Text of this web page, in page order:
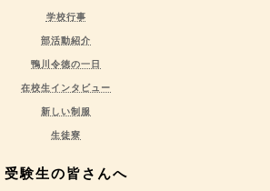
学校行事
部活動紹介
鴨川令徳の一日
在校生インタビュー
新しい制服
生徒寮
受験生の皆さんへ